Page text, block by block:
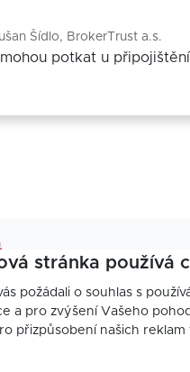
Šídlo, BrokerTrust a.s.
potkat u
stránka používá
požádali o souhlas s
a pro zvýšení Vašeho
přizpůsobení našich reklam